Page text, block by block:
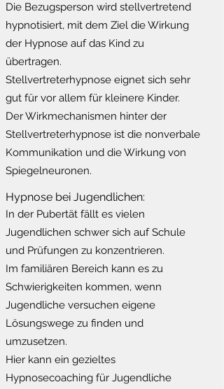
Die Bezugsperson wird stellvertretend
hypnotisiert, mit dem Ziel die Wirkung
der Hypnose auf das Kind zu
übertragen.
Stellvertreterhypnose eignet sich sehr
gut für vor allem für kleinere Kinder.
Der Wirkmechanismen hinter der
Stellvertreterhypnose ist die nonverbale
Kommunikation und die Wirkung von
Spiegelneuronen.
Hypnose bei Jugendlichen:
In der Pubertät fällt es vielen
Jugendlichen schwer sich auf Schule
und Prüfungen zu konzentrieren.
Im familiären Bereich kann es zu
Schwierigkeiten kommen, wenn
Jugendliche versuchen eigene
Lösungswege zu finden und
umzusetzen.
Hier kann ein gezieltes
Hypnosecoaching für Jugendliche